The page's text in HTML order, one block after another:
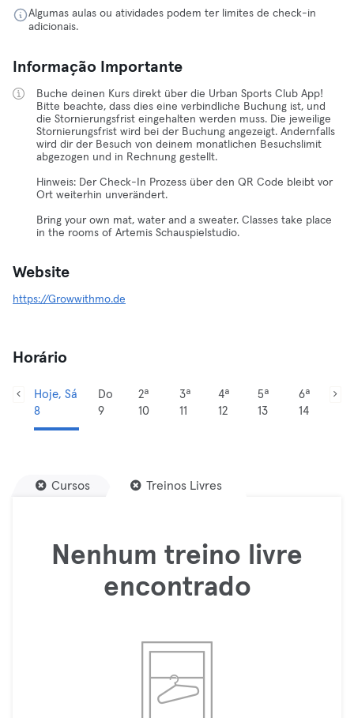
Algumas aulas ou atividades podem ter limites de check-in
adicionais.
Informação Importante
Buche deinen Kurs direkt über die Urban Sports Club App!
Bitte beachte, dass dies eine verbindliche Buchung ist, und
die Stornierungsfrist eingehalten werden muss. Die jeweilige
Stornierungsfrist wird bei der Buchung angezeigt. Andernfalls
wird dir der Besuch von deinem monatlichen Besuchslimit
abgezogen und in Rechnung gestellt.
Hinweis: Der Check-In Prozess über den QR Code bleibt vor
Ort weiterhin unverändert.
Bring your own mat, water and a sweater. Classes take place
in the rooms of Artemis Schauspielstudio.
Website
https://Growwithmo.de
Horário
Hoje, Sá
8
Do
9
2ª
10
3ª
11
4ª
12
5ª
13
6ª
14
Cursos Treinos Livres
Nenhum treino livre
encontrado